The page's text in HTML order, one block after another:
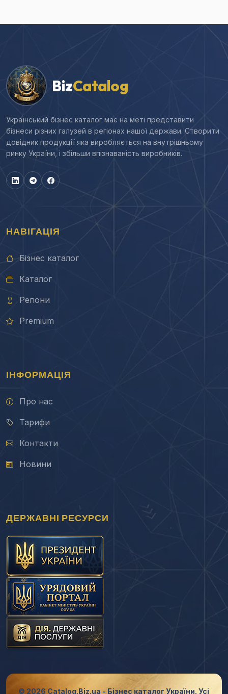
BizCatalog
Український бізнес каталог має на меті представити
бізнеси різних галузей в регіонах нашої держави. Створити
довідник продукції яка виробляється на внутрішньому
ринку України, і збільши впізнаваність виробників.
НАВІГАЦІЯ
Бізнес каталог
Каталог
Регіони
Premium
ІНФОРМАЦІЯ
Про нас
Тарифи
Контакти
Новини
ДЕРЖАВНІ РЕСУРСИ
© 2026 Catalog.Biz.ua - Бізнес каталог України. Усі